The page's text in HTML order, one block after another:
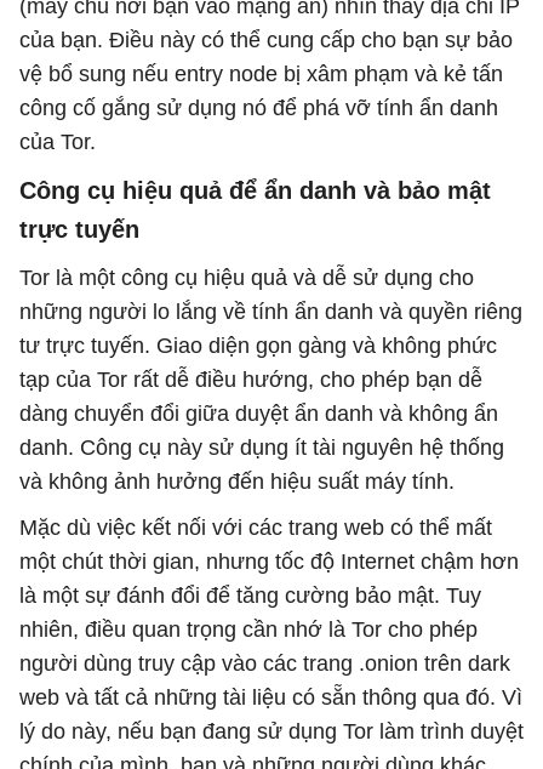
(máy chủ nơi bạn vào mạng ẩn) nhìn thấy địa chỉ IP
của bạn. Điều này có thể cung cấp cho bạn sự bảo
vệ bổ sung nếu entry node bị xâm phạm và kẻ tấn
công cố gắng sử dụng nó để phá vỡ tính ẩn danh
của Tor.
Công cụ hiệu quả để ẩn danh và bảo mật
trực tuyến
Tor là một công cụ hiệu quả và dễ sử dụng cho
những người lo lắng về tính ẩn danh và quyền riêng
tư trực tuyến. Giao diện gọn gàng và không phức
tạp của Tor rất dễ điều hướng, cho phép bạn dễ
dàng chuyển đổi giữa duyệt ẩn danh và không ẩn
danh. Công cụ này sử dụng ít tài nguyên hệ thống
và không ảnh hưởng đến hiệu suất máy tính.
Mặc dù việc kết nối với các trang web có thể mất
một chút thời gian, nhưng tốc độ Internet chậm hơn
là một sự đánh đổi để tăng cường bảo mật. Tuy
nhiên, điều quan trọng cần nhớ là Tor cho phép
người dùng truy cập vào các trang .onion trên dark
web và tất cả những tài liệu có sẵn thông qua đó. Vì
lý do này, nếu bạn đang sử dụng Tor làm trình duyệt